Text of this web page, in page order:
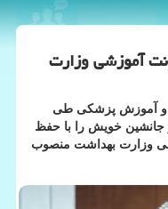
آموزشی وزارت
و آموزش پزشکی طی
جانشین خویش را با حفظ
وزارت بهداشت منصوب